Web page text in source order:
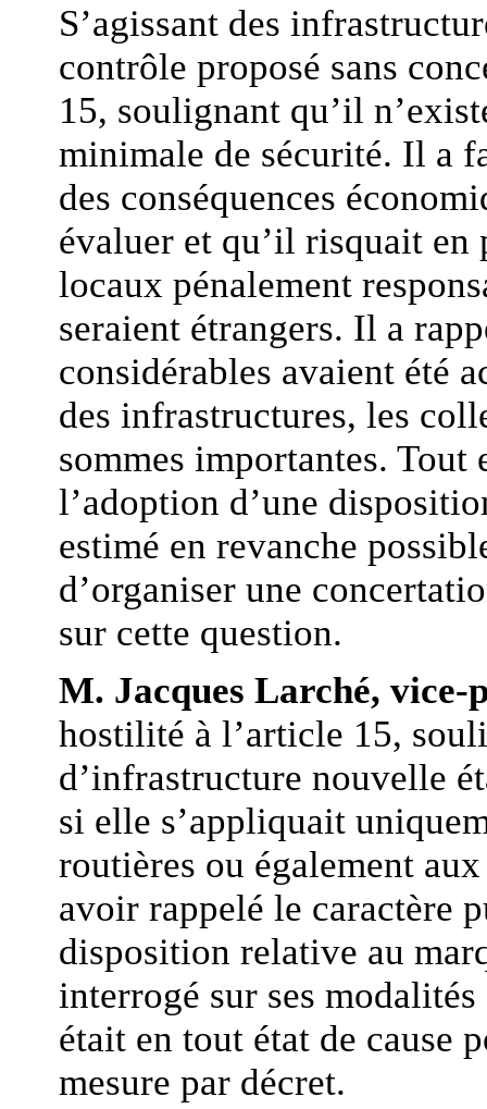
S’agissant des
contrôle proposé sans
15, soulignant qu’il
minimale de sécurité. Il a
des conséquences
évaluer et qu’il risquait
locaux pénalement
seraient étrangers. Il a
considérables avaient été
des infrastructures, les
sommes importantes.
l’adoption d’une
estimé en revanche
d’organiser une
sur cette question.
M. Jacques Larché,
hostilité à l’article 15,
d’infrastructure nouvelle
si elle s’appliquait
routières ou également
avoir rappelé le caractère
disposition relative au
interrogé sur ses
était en tout état de cause
mesure par décret.